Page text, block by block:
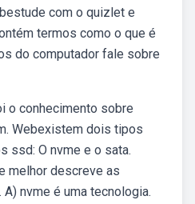
com o quizlet e
termos como o que é
do computador fale sobre
o conhecimento sobre
Webexistem dois tipos
ssd: O nvme e o sata.
melhor descreve as
nvme é uma tecnologia.